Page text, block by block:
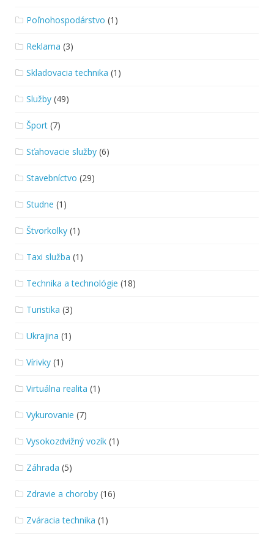
Poľnohospodárstvo (1)
Reklama (3)
Skladovacia technika (1)
Služby (49)
Šport (7)
Sťahovacie služby (6)
Stavebníctvo (29)
Studne (1)
Štvorkolky (1)
Taxi služba (1)
Technika a technológie (18)
Turistika (3)
Ukrajina (1)
Vírivky (1)
Virtuálna realita (1)
Vykurovanie (7)
Vysokozdvižný vozík (1)
Záhrada (5)
Zdravie a choroby (16)
Zváracia technika (1)